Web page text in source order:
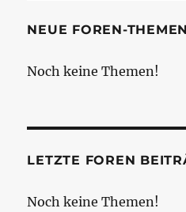
NEUE FOREN-THEMEN
Noch keine Themen!
LETZTE FOREN
Noch keine Themen!